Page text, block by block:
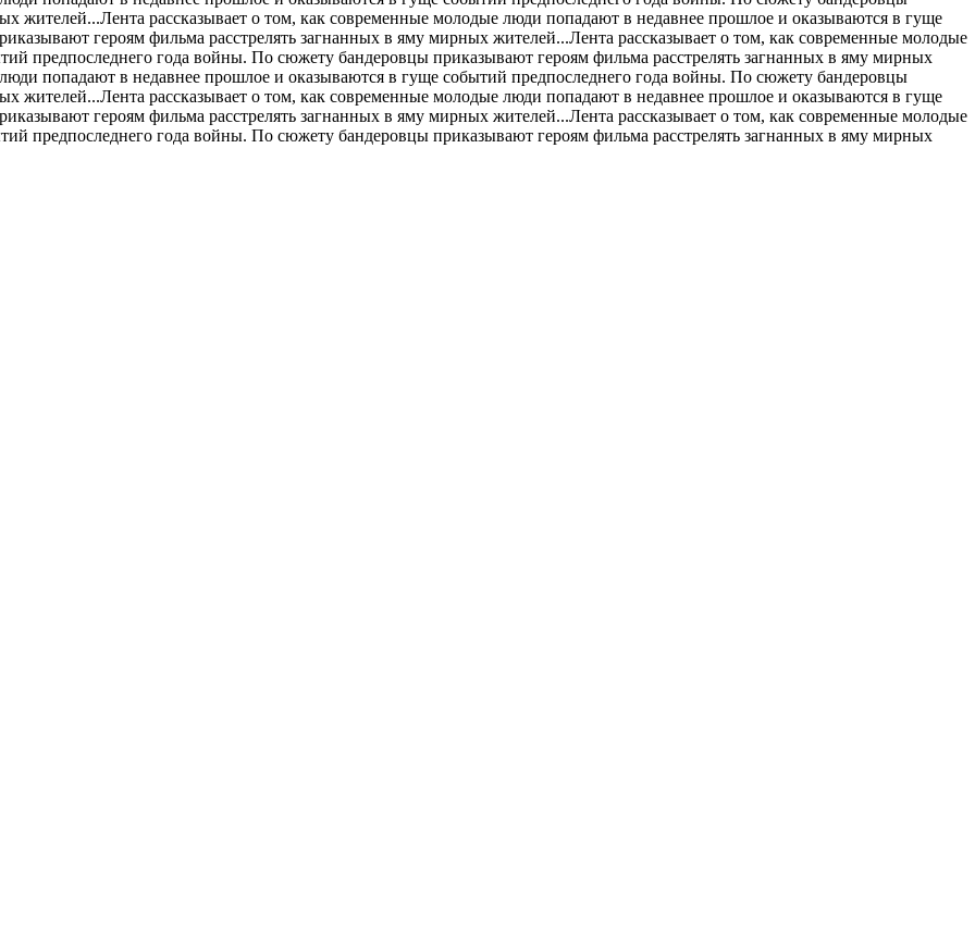
жителей...Лента рассказывает о том, как современные молодые люди попадают в недавнее прошлое и оказываются в гуще
героям фильма расстрелять загнанных в яму мирных жителей...Лента рассказывает о том, как современные молодые
предпоследнего года войны. По сюжету бандеровцы приказывают героям фильма расстрелять загнанных в яму мирных
попадают в недавнее прошлое и оказываются в гуще событий предпоследнего года войны. По сюжету бандеровцы
жителей...Лента рассказывает о том, как современные молодые люди попадают в недавнее прошлое и оказываются в гуще
героям фильма расстрелять загнанных в яму мирных жителей...Лента рассказывает о том, как современные молодые
предпоследнего года войны. По сюжету бандеровцы приказывают героям фильма расстрелять загнанных в яму мирных